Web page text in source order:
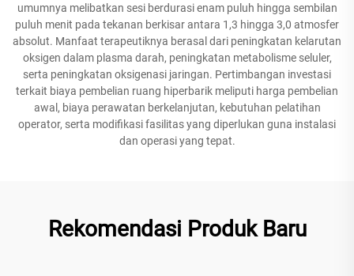
umumnya melibatkan sesi berdurasi enam puluh hingga sembilan
puluh menit pada tekanan berkisar antara 1,3 hingga 3,0 atmosfer
absolut. Manfaat terapeutiknya berasal dari peningkatan kelarutan
oksigen dalam plasma darah, peningkatan metabolisme seluler,
serta peningkatan oksigenasi jaringan. Pertimbangan investasi
terkait biaya pembelian ruang hiperbarik meliputi harga pembelian
awal, biaya perawatan berkelanjutan, kebutuhan pelatihan
operator, serta modifikasi fasilitas yang diperlukan guna instalasi
dan operasi yang tepat.
Rekomendasi Produk Baru